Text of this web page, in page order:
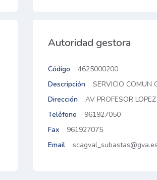
Autoridad gestora
Código
4625000200
Descripción
SERVICIO COMUN
Dirección
AV PROFESOR
Teléfono
961927050
Fax
961927075
Email
scagval_subastas@gva.es